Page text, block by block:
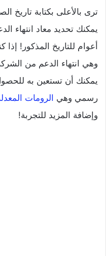
ترى بالأعلى بكتابة تاريخ
أعوام للتاريخ المذكور!
وهي انتهاء الدعم من
يمكنك أن تستعين به
رسمي وهي الرومات
وإضافة المزيد للتجربة!